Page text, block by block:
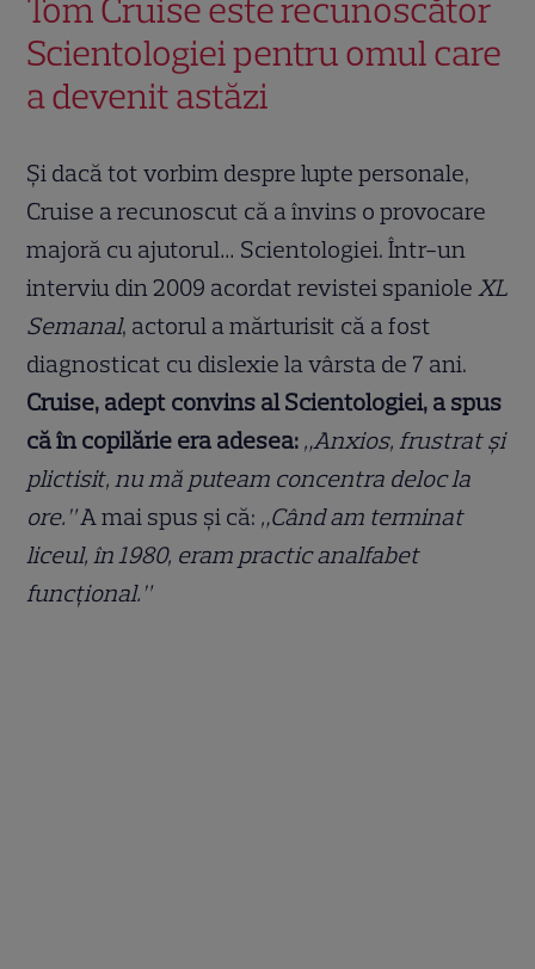
Tom Cruise este recunoscător
Scientologiei pentru omul care
a devenit astăzi
Și dacă tot vorbim despre lupte personale,
Cruise a recunoscut că a învins o provocare
majoră cu ajutorul… Scientologiei. Într-un
interviu din 2009 acordat revistei spanioleXL
Semanal, actorul a mărturisit că a fost
diagnosticat cu dislexie la vârsta de 7 ani.
Cruise, adept convins al Scientologiei, a spus
că în copilărie era adesea: „Anxios, frustrat și
plictisit, nu mă puteam concentra deloc la
ore.”A mai spus și că: „Când am terminat
liceul, în 1980, eram practic analfabet
funcțional.”